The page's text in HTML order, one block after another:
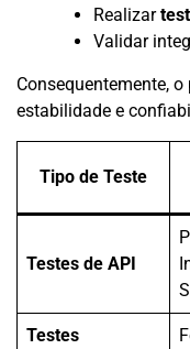
Realizar
Validar
Consequentemente,
estabilidade e
Tipo de Teste
Testes de API
Testes